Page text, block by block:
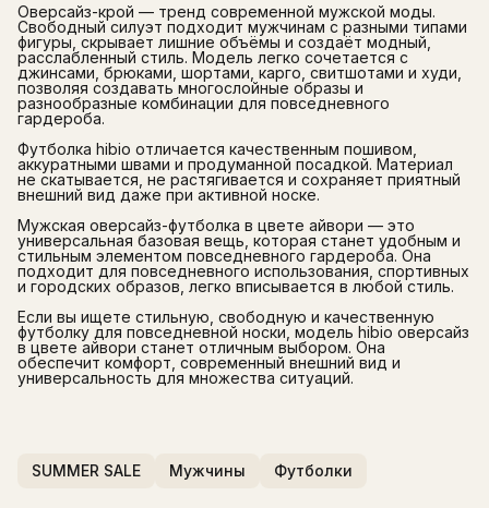
Оверсайз-крой — тренд современной мужской моды.
Свободный силуэт подходит мужчинам с разными типами
фигуры, скрывает лишние объёмы и создаёт модный,
расслабленный стиль. Модель легко сочетается с
джинсами, брюками, шортами, карго, свитшотами и худи,
позволяя создавать многослойные образы и
разнообразные комбинации для повседневного
гардероба.
Футболка hibio отличается качественным пошивом,
аккуратными швами и продуманной посадкой. Материал
не скатывается, не растягивается и сохраняет приятный
внешний вид даже при активной носке.
Мужская оверсайз-футболка в цвете айвори — это
универсальная базовая вещь, которая станет удобным и
стильным элементом повседневного гардероба. Она
подходит для повседневного использования, спортивных
и городских образов, легко вписывается в любой стиль.
Если вы ищете стильную, свободную и качественную
футболку для повседневной носки, модель hibio оверсайз
в цвете айвори станет отличным выбором. Она
обеспечит комфорт, современный внешний вид и
универсальность для множества ситуаций.
SUMMER SALE Мужчины Футболки